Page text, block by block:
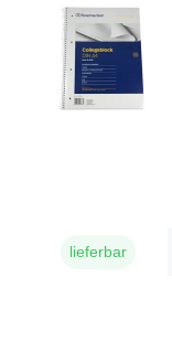
lieferbar